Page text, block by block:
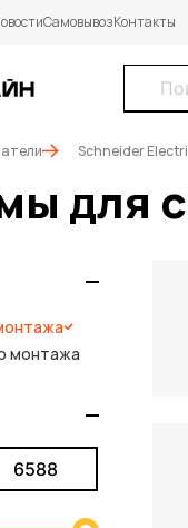
СамовывозКонтакты
Schneider
для
монтажа